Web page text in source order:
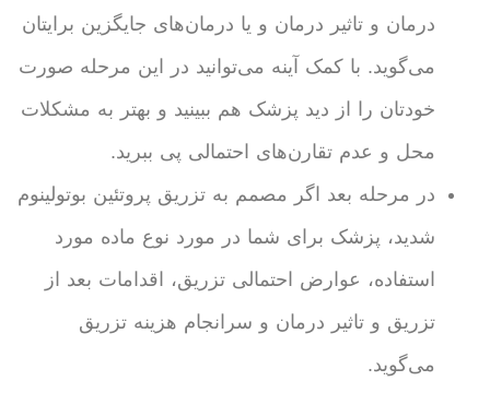
درمان و تاثیر درمان و یا درمان‌های جایگزین برایتان
می‌گوید. با کمک آینه می‌توانید در این مرحله صورت
خودتان را از دید پزشک هم ببینید و بهتر به مشکلات
محل و عدم تقارن‌های احتمالی پی ببرید.
در مرحله بعد اگر مصمم به تزریق پروتئین بوتولینوم
شدید، پزشک برای شما در مورد نوع ماده مورد
استفاده، عوارض احتمالی تزریق، اقدامات بعد از
تزریق و تاثیر درمان و سرانجام هزینه تزریق
می‌گوید.